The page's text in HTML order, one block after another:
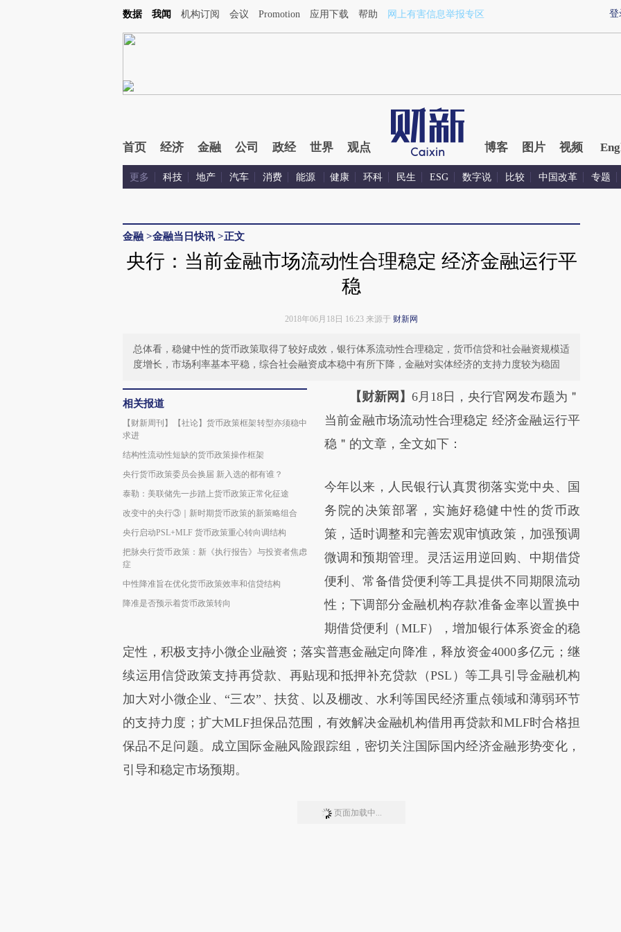
登
数据 我闻 机构订阅 会议 Promotion 应用下载 帮助 网上有害信息举报专区
首页 经济 金融 公司 政经 世界 观点 博客 图片 视频
更多 科技 地产 汽车 消费 能源 健康 环科 民生 ESG 数字说 比较 中国改革 专题
金融 >金融当日快讯 >正文
央行：当前金融市场流动性合理稳定 经济金融运行平
稳
2018年06月18日 16:23 来源于 财新网
总体看，稳健中性的货币政策取得了较好成效，银行体系流动性合理稳定，货币信贷和社会融资规模适
度增长，市场利率基本平稳，综合社会融资成本稳中有所下降，金融对实体经济的支持力度较为稳固
相关报道
【财新周刊】【社论】货币政策框架转型亦须稳中
求进
结构性流动性短缺的货币政策操作框架
央行货币政策委员会换届 新入选的都有谁？
泰勒：美联储先一步踏上货币政策正常化征途
改变中的央行③｜新时期货币政策的新策略组合
央行启动PSL+MLF 货币政策重心转向调结构
把脉央行货币政策：新《执行报告》与投资者焦虑
症
中性降准旨在优化货币政策效率和信贷结构
降准是否预示着货币政策转向
【财新网】 6月18日，央行官网发布题为＂
当前金融市场流动性合理稳定 经济金融运行平
稳＂的文章，全文如下：
今年以来，人民银行认真贯彻落实党中央、国
务院的决策部署，实施好稳健中性的货币政
策，适时调整和完善宏观审慎政策，加强预调
微调和预期管理。灵活运用逆回购、中期借贷
便利、常备借贷便利等工具提供不同期限流动
性；下调部分金融机构存款准备金率以置换中
期借贷便利（MLF），增加银行体系资金的稳
定性，积极支持小微企业融资；落实普惠金融定向降准，释放资金4000多亿元；继
续运用信贷政策支持再贷款、再贴现和抵押补充贷款（PSL）等工具引导金融机构
加大对小微企业、“三农”、扶贫、以及棚改、水利等国民经济重点领域和薄弱环节
的支持力度；扩大MLF担保品范围，有效解决金融机构借用再贷款和MLF时合格担
保品不足问题。成立国际金融风险跟踪组，密切关注国际国内经济金融形势变化，
引导和稳定市场预期。
页面加载中...